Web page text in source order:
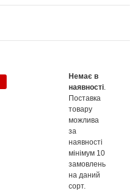
Немає в
наявності
Поставка
товару
можлива
за
наявності
мінімум 10
замовлень
на даний
сорт.